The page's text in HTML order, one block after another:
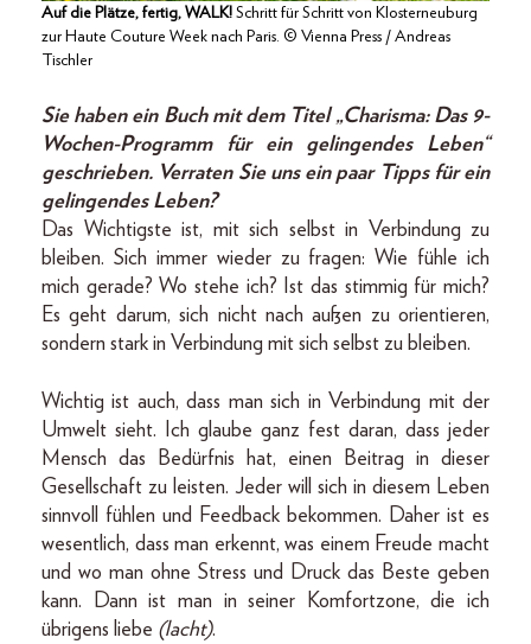
Auf die Plätze, fertig, WALK! Schritt für Schritt von Klosterneuburg
zur Haute Couture Week nach Paris. © Vienna Press / Andreas
Tischler
Sie haben ein Buch mit dem Titel „Charisma: Das 9-
Wochen-Programm für ein gelingendes Leben“
geschrieben. Verraten Sie uns ein paar Tipps für ein
gelingendes Leben?
Das Wichtigste ist, mit sich selbst in Verbindung zu
bleiben. Sich immer wieder zu fragen: Wie fühle ich
mich gerade? Wo stehe ich? Ist das stimmig für mich?
Es geht darum, sich nicht nach außen zu orientieren,
sondern stark in Verbindung mit sich selbst zu bleiben.
Wichtig ist auch, dass man sich in Verbindung mit der
Umwelt sieht. Ich glaube ganz fest daran, dass jeder
Mensch das Bedürfnis hat, einen Beitrag in dieser
Gesellschaft zu leisten. Jeder will sich in diesem Leben
sinnvoll fühlen und Feedback bekommen. Daher ist es
wesentlich, dass man erkennt, was einem Freude macht
und wo man ohne Stress und Druck das Beste geben
kann. Dann ist man in seiner Komfortzone, die ich
übrigens liebe (lacht).